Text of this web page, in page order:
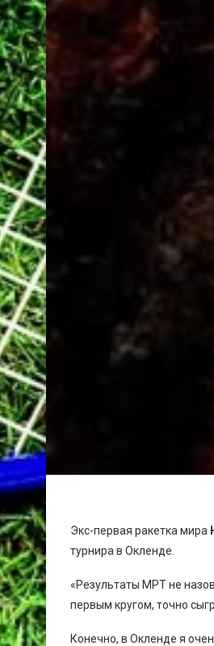
Экс-первая ракетка мира
турнира в Окленде.
«Результаты МРТ не
первым кругом, точно
Конечно, в Окленде я